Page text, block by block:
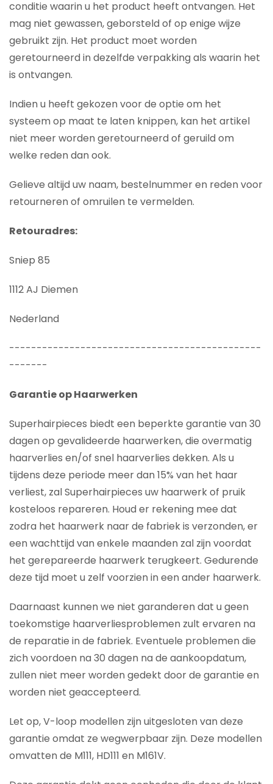
conditie waarin u het product heeft ontvangen. Het
mag niet gewassen, geborsteld of op enige wijze
gebruikt zijn. Het product moet worden
geretourneerd in dezelfde verpakking als waarin het
is ontvangen.
Indien u heeft gekozen voor de optie om het
systeem op maat te laten knippen, kan het artikel
niet meer worden geretourneerd of geruild om
welke reden dan ook.
Gelieve altijd uw naam, bestelnummer en reden voor
retourneren of omruilen te vermelden.
Retouradres:
Sniep 85
1112 AJ Diemen
Nederland
----------------------------------------------
-------
Garantie op Haarwerken
Superhairpieces biedt een beperkte garantie van 30
dagen op gevalideerde haarwerken, die overmatig
haarverlies en/of snel haarverlies dekken. Als u
tijdens deze periode meer dan 15% van het haar
verliest, zal Superhairpieces uw haarwerk of pruik
kosteloos repareren. Houd er rekening mee dat
zodra het haarwerk naar de fabriek is verzonden, er
een wachttijd van enkele maanden zal zijn voordat
het gerepareerde haarwerk terugkeert. Gedurende
deze tijd moet u zelf voorzien in een ander haarwerk.
Daarnaast kunnen we niet garanderen dat u geen
toekomstige haarverliesproblemen zult ervaren na
de reparatie in de fabriek. Eventuele problemen die
zich voordoen na 30 dagen na de aankoopdatum,
zullen niet meer worden gedekt door de garantie en
worden niet geaccepteerd.
Let op, V-loop modellen zijn uitgesloten van deze
garantie omdat ze wegwerpbaar zijn. Deze modellen
omvatten de M111, HD111 en M161V.